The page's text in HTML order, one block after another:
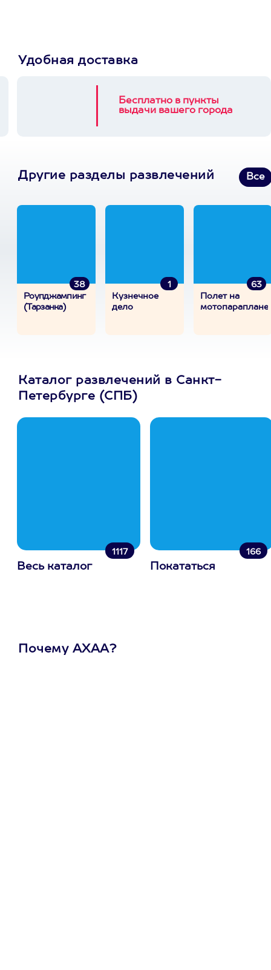
Удобная доставка
Бесплатно в пункты
выдачи вашего города
Другие разделы развлечений Все
38
Роупджампинг
(Тарзанка)
1
Кузнечное
дело
63
Полет на
мотопараплане
Каталог развлечений в Санкт-
Петербурге (СПБ)
1117
Весь каталог
166
Покататься
Почему АХАА?